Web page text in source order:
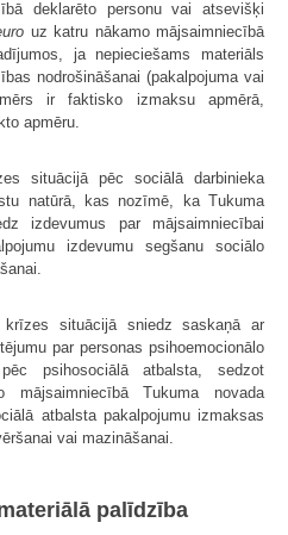
deklarēto personu vai atsevišķi
uz katru nākamo mājsaimniecībā
ja nepieciešams materiāls
nodrošināšanai (pakalpojuma vai
ir faktisko izmaksu apmērā,
apmēru.
situācijā pēc sociālā darbinieka
natūrā, kas nozīmē, ka Tukuma
izdevumus par mājsaimniecībai
izdevumu segšanu sociālo
krīzes situācijā sniedz saskaņā ar
par personas psihoemocionālo
psihosociālā atbalsta, sedzot
Tukuma novada
atbalsta pakalpojumu izmaksas
vai mazināšanai.
palīdzība